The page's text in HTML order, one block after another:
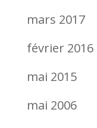
mars 2017
février 2016
mai 2015
mai 2006